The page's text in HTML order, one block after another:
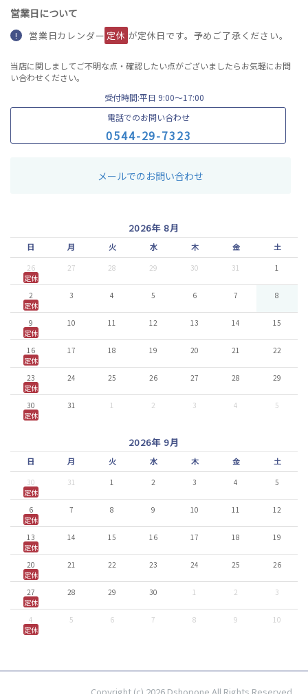
営業日について
! 営業日カレンダー 定休 が定休日です。予めご了承ください。
当店に関しましてご不明な点・確認したい点がございましたらお気軽にお問
い合わせください。
受付時間:平日 9:00〜17:00
電話でのお問い合わせ
0544-29-7323
メールでのお問い合わせ
2026年 8月
日 月 火 水 木 金 土
26 27 28 29 30 31
1
定休
2
3 4 5 6 7
8
定休
9
10 11 12 13 14
15
定休
16
17 18 19 20 21
22
定休
23
24 25 26 27 28
29
定休
30
31 1 2 3 4
5
定休
2026年 9月
日 月 火 水 木 金 土
30 31 1 2 3 4
5
定休
6
7 8 9 10 11
12
定休
13
14 15 16 17 18
19
定休
20
21 22 23 24 25
26
定休
27
28 29 30 1 2
3
定休
4
5 6 7 8 9
10
定休